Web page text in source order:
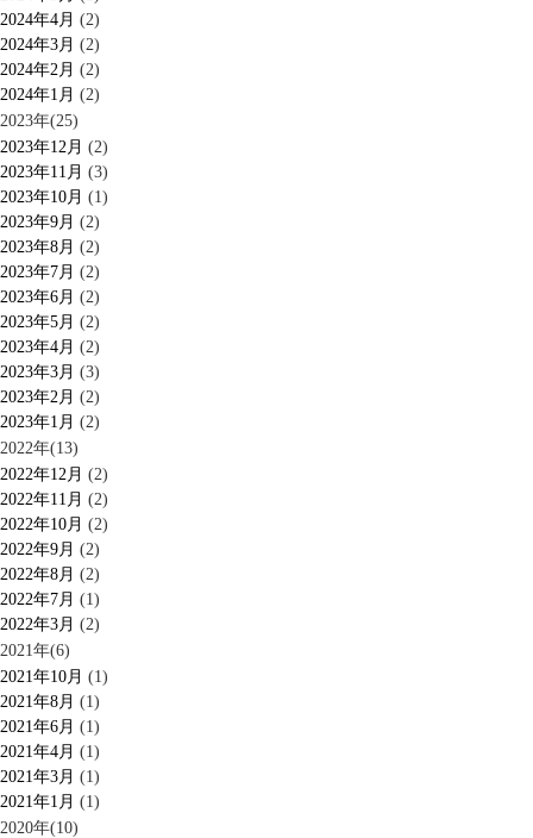
2024年4月 (2)
2024年3月 (2)
2024年2月 (2)
2024年1月 (2)
2023年(25)
2023年12月 (2)
2023年11月 (3)
2023年10月 (1)
2023年9月 (2)
2023年8月 (2)
2023年7月 (2)
2023年6月 (2)
2023年5月 (2)
2023年4月 (2)
2023年3月 (3)
2023年2月 (2)
2023年1月 (2)
2022年(13)
2022年12月 (2)
2022年11月 (2)
2022年10月 (2)
2022年9月 (2)
2022年8月 (2)
2022年7月 (1)
2022年3月 (2)
2021年(6)
2021年10月 (1)
2021年8月 (1)
2021年6月 (1)
2021年4月 (1)
2021年3月 (1)
2021年1月 (1)
2020年(10)